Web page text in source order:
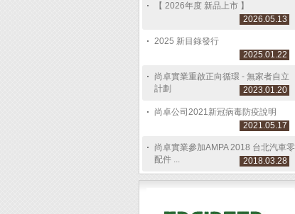
【 2026年度 新品上市 】
2026.05.13
2025 新目錄發行
2025.01.22
尚卓實業重啟正向循環 - 無家者自立
計劃
2023.01.20
尚卓公司2021新冠病毒防疫說明
2021.05.17
尚卓實業參加AMPA 2018 台北汽車零
配件 ...
2018.03.28